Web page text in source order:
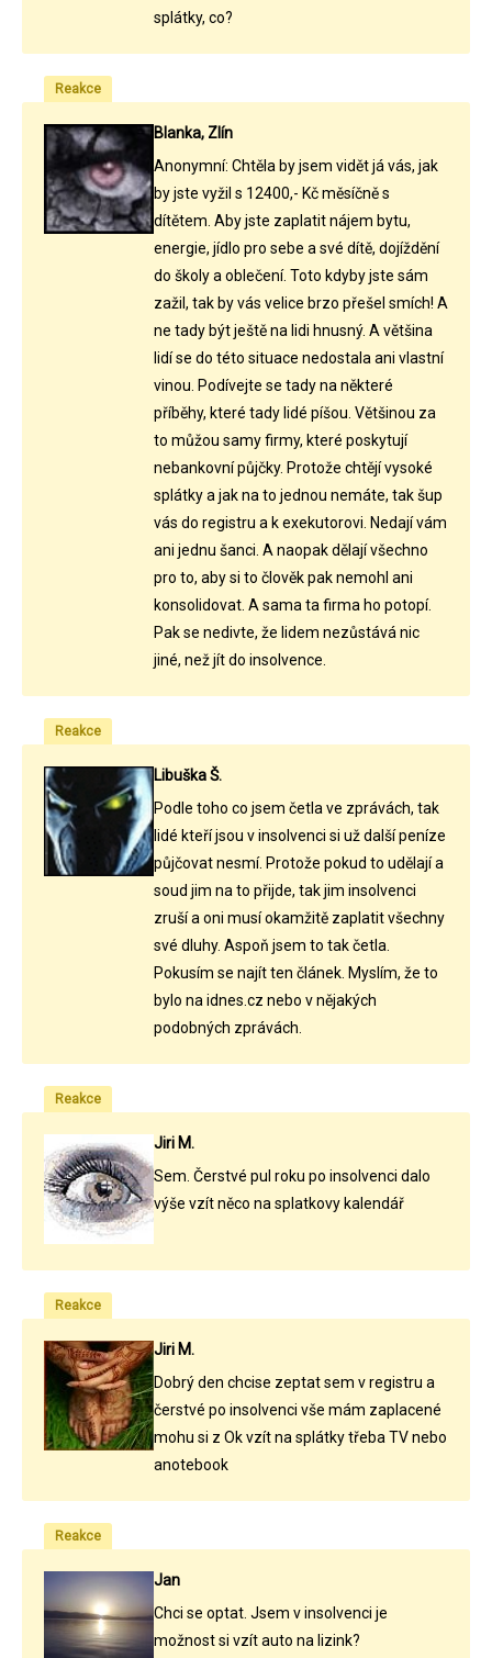
splátky, co?
Reakce
Blanka, Zlín
Anonymní: Chtěla by jsem vidět já vás, jak
by jste vyžil s 12400,- Kč měsíčně s
dítětem. Aby jste zaplatit nájem bytu,
energie, jídlo pro sebe a své dítě, dojíždění
do školy a oblečení. Toto kdyby jste sám
zažil, tak by vás velice brzo přešel smích! A
ne tady být ještě na lidi hnusný. A většina
lidí se do této situace nedostala ani vlastní
vinou. Podívejte se tady na některé
příběhy, které tady lidé píšou. Většinou za
to můžou samy firmy, které poskytují
nebankovní půjčky. Protože chtějí vysoké
splátky a jak na to jednou nemáte, tak šup
vás do registru a k exekutorovi. Nedají vám
ani jednu šanci. A naopak dělají všechno
pro to, aby si to člověk pak nemohl ani
konsolidovat. A sama ta firma ho potopí.
Pak se nedivte, že lidem nezůstává nic
jiné, než jít do insolvence.
Reakce
Libuška Š.
Podle toho co jsem četla ve zprávách, tak
lidé kteří jsou v insolvenci si už další peníze
půjčovat nesmí. Protože pokud to udělají a
soud jim na to přijde, tak jim insolvenci
zruší a oni musí okamžitě zaplatit všechny
své dluhy. Aspoň jsem to tak četla.
Pokusím se najít ten článek. Myslím, že to
bylo na idnes.cz nebo v nějakých
podobných zprávách.
Reakce
Jiri M.
Sem. Čerstvé pul roku po insolvenci dalo
výše vzít něco na splatkovy kalendář
Reakce
Jiri M.
Dobrý den chcise zeptat sem v registru a
čerstvé po insolvenci vše mám zaplacené
mohu si z Ok vzít na splátky třeba TV nebo
anotebook
Reakce
Jan
Chci se optat. Jsem v insolvenci je
možnost si vzít auto na lizink?